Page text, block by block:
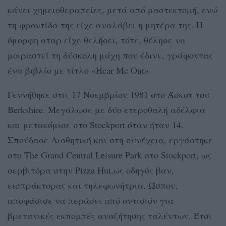
κάνει χημειοθεραπείες, μετά από μαστεκτομή, ενώ
τη φροντίδα της είχε αναλάβει η μητέρα της. Η
όμορφη σταρ είχε θελήσει, τότε, θέλησε να
μοιραστεί τη δύσκολη μάχη που έδινε, γράφοντας
ένα βιβλίο με τίτλο «Hear Me Out».
Γεννήθηκε στις 17 Νοεμβρίου 1981 στο Άσκοτ του
Berkshire. Μεγάλωσε με δύο ετεροθαλή αδέλφια
και μετακόμισε στο Stockport όταν ήταν 14.
Σπούδασε Αισθητική και στη συνέχεια, εργάστηκε
στο The Grand Central Leisure Park στο Stockport, ως
σερβιτόρα στην Pizza Hut,ως οδηγός βαν,
εισπράκτορας και τηλεφωνήτρια. Ώσπου,
αποφάσισε να περάσει από οντισιόν για
βρετανικές εκπομπές αναζήτησης ταλέντων. Έτσι